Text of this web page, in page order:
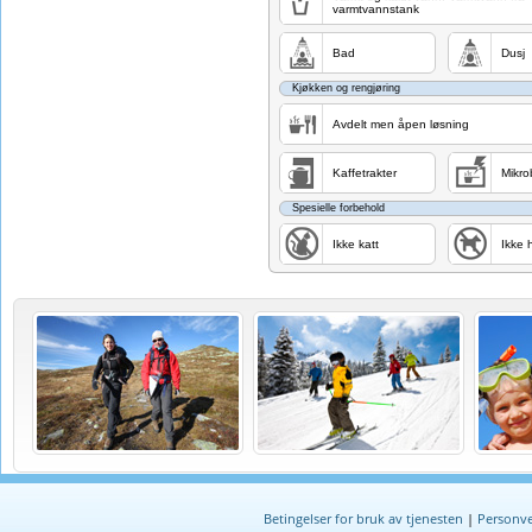
varmtvannstank
Bad Dusj
Kjøkken og rengjøring
Avdelt men åpen løsning
Kaffetrakter
Spesielle forbehold
Ikke katt Ikke
Betingelser for bruk av tjenesten |